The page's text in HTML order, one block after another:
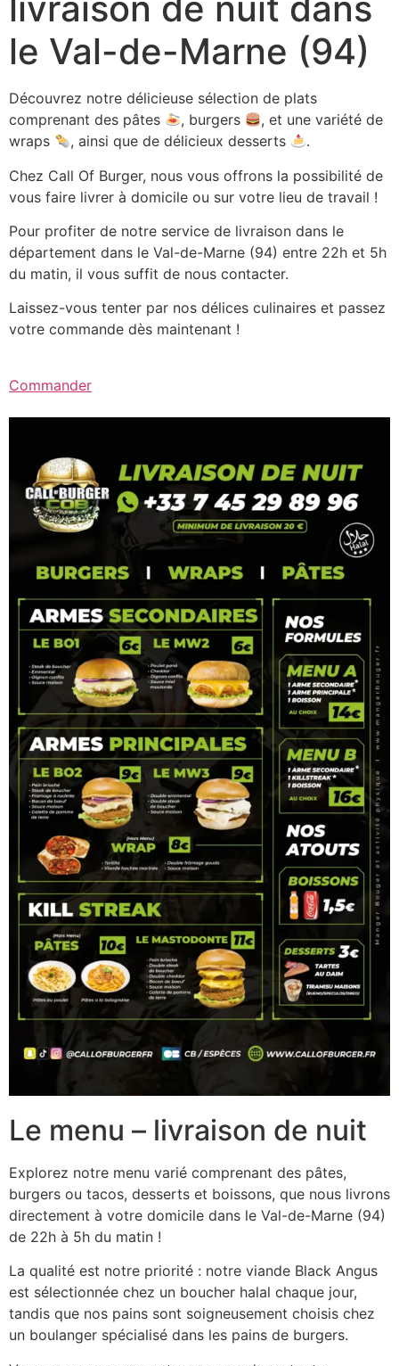
le Val-de-Marne (94)
Découvrez notre délicieuse sélection de plats
comprenant des pâtes
, burgers
, et une variété de
wraps
, ainsi que de délicieux desserts
.
Chez Call Of Burger, nous vous offrons la possibilité de
vous faire livrer à domicile ou sur votre lieu de travail !
Pour profiter de notre service de livraison dans le
département dans le Val-de-Marne (94) entre 22h et 5h
du matin, il vous suffit de nous contacter.
Laissez-vous tenter par nos délices culinaires et passez
votre commande dès maintenant !
Commander
Le menu – livraison de nuit
Explorez notre menu varié comprenant des pâtes,
burgers ou tacos, desserts et boissons, que nous livrons
directement à votre domicile dans le Val-de-Marne (94)
de 22h à 5h du matin !
La qualité est notre priorité : notre viande Black Angus
est sélectionnée chez un boucher halal chaque jour,
tandis que nos pains sont soigneusement choisis chez
un boulanger spécialisé dans les pains de burgers.